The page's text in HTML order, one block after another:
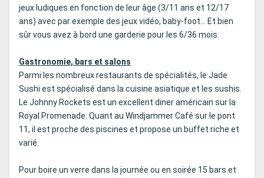
jeux ludiques en fonction de leur âge (3/11 ans et 12/17
ans) avec par exemple des jeux vidéo, baby-foot… Et bien
sûr vous avez à bord une garderie pour les 6/36 mois.
Gastronomie, bars et salons
Parmi les nombreux restaurants de spécialités, le Jade
Sushi est spécialisé dans la cuisine asiatique et les sushis.
Le Johnny Rockets est un excellent diner américain sur la
Royal Promenade. Quant au Windjammer Café sur le pont
11, il est proche des piscines et propose un buffet riche et
varié.
Pour boire un verre dans la journée ou en soirée 15 bars et